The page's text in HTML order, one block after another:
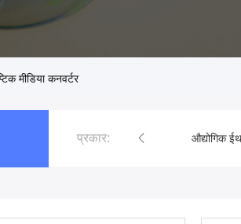
मीडिया कनवर्टर
प्रकार:
औद्योगिक पीओई स्विच औद्योगिक